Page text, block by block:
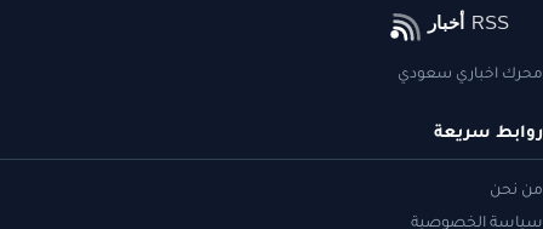
محرك اخباري سعودي
روابط سريعة
من نحن
سياسة الخصوصية